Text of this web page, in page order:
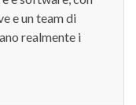
e un team di
realmente i